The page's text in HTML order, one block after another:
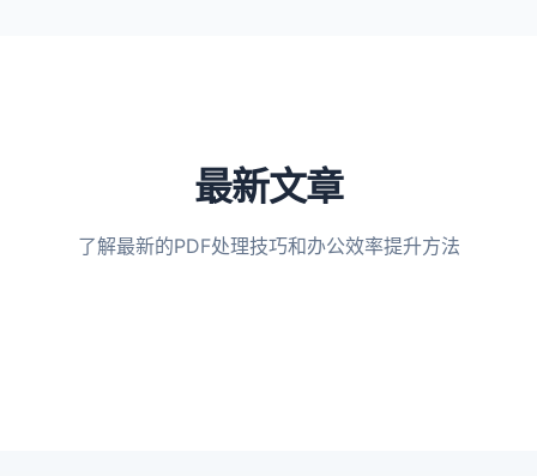
最新文章
了解最新的PDF处理技巧和办公效率提升方法